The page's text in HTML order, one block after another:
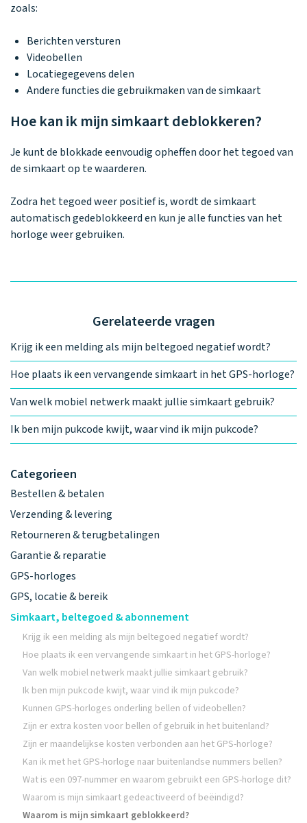
Jarige Job
Categorieen
Bestellen & betalen
Verzending & levering
Retourneren & terugbetalingen
Garantie & reparatie
GPS-horloges
GPS, locatie & bereik
Simkaart, beltegoed & abonnement
Krijg ik een melding als mijn beltegoed negatief wordt?
Hoe plaats ik een vervangende simkaart in het GPS-horloge?
Van welk mobiel netwerk maakt jullie simkaart gebruik?
Ik ben mijn pukcode kwijt, waar vind ik mijn pukcode?
Kunnen GPS-horloges onderling bellen of videobellen?
Zijn er extra kosten voor bellen of gebruik in het buitenland?
Zijn er maandelijkse kosten verbonden aan het GPS-horloge?
Kan ik met het GPS-horloge naar buitenlandse nummers bellen?
Wat is een 097-nummer en waarom gebruikt een GPS-horloge dit?
Waarom is mijn simkaart gedeactiveerd of beëindigd?
Waarom is mijn simkaart geblokkeerd?
zoals:
Berichten versturen
Videobellen
Locatiegegevens delen
Andere functies die gebruikmaken van de simkaart
Hoe kan ik mijn simkaart deblokkeren?
Je kunt de blokkade eenvoudig opheffen door het tegoed van
de simkaart op te waarderen.
Zodra het tegoed weer positief is, wordt de simkaart
automatisch gedeblokkeerd en kun je alle functies van het
horloge weer gebruiken.
Gerelateerde vragen
Krijg ik een melding als mijn beltegoed negatief wordt?
Hoe plaats ik een vervangende simkaart in het GPS-horloge?
Van welk mobiel netwerk maakt jullie simkaart gebruik?
Ik ben mijn pukcode kwijt, waar vind ik mijn pukcode?